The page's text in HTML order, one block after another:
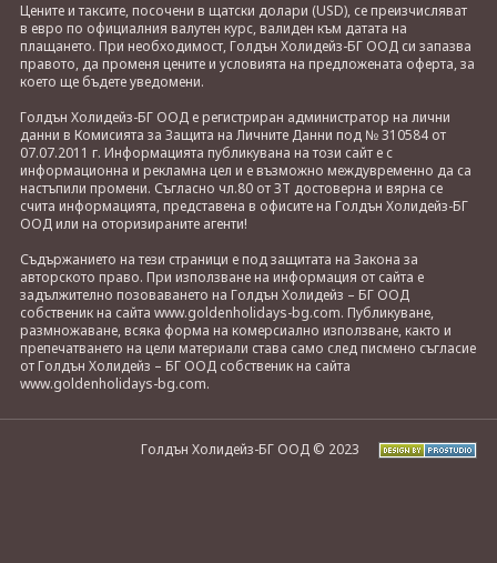
Цените и таксите, посочени в щатски долари (USD), се преизчисляват
в евро по официалния валутен курс, валиден към датата на
плащането. При необходимост, Голдън Холидейз-БГ ООД си запазва
правото, да променя цените и условията на предложената оферта, за
което ще бъдете уведомени.
Голдън Холидейз-БГ ООД е регистриран администратор на лични
данни в Комисията за Защита на Личните Данни под № 310584 от
07.07.2011 г. Информацията публикувана на този сайт е с
информационна и рекламна цел и е възможно междувременно да са
настъпили промени. Съгласно чл.80 от ЗТ достоверна и вярна се
счита информацията, представена в офисите на Голдън Холидейз-БГ
ООД или на оторизираните агенти!
Съдържанието на тези страници е под защитата на Закона за
авторското право. При използване на информация от сайта е
задължително позоваването на Голдън Холидейз – БГ ООД
собственик на сайта www.goldenholidays-bg.com. Публикуване,
размножаване, всяка форма на комерсиално използване, както и
препечатването на цели материали става само след писмено съгласие
от Голдън Холидейз – БГ ООД собственик на сайта
www.goldenholidays-bg.com.
Голдън Холидейз-БГ ООД © 2023